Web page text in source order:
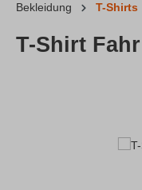
Bekleidung T-Shirts
T-Shirt
Bildergalerie